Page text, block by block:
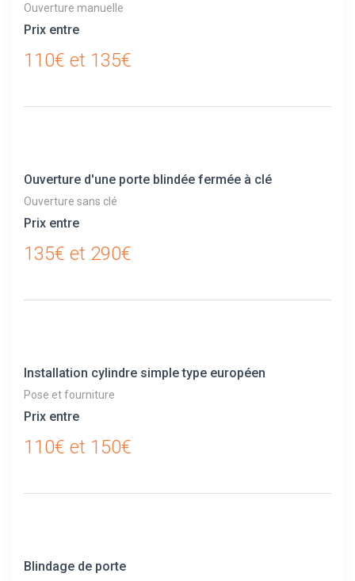
Ouverture manuelle
Prix entre
110€ et 135€
Ouverture d'une porte blindée fermée à clé
Ouverture sans clé
Prix entre
135€ et 290€
Installation cylindre simple type européen
Pose et fourniture
Prix entre
110€ et 150€
Blindage de porte